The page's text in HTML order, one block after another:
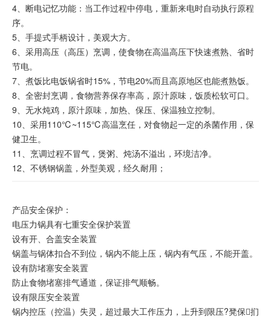
4、断电记忆功能：当工作过程中停电，重新来电时自动执行原程
序。
5、手提式手柄设计，美观大方。
6、采用高压（高压）烹调，使食物在高温高压下快速煮熟、省时
节电。
7、煮饭比电饭锅省时15%，节电20%而且高原地区也能煮熟饭。
8、全密封烹调，食物营养保存率高，原汁原味，饭质松软可口。
9、无水炖鸡，原汁原味，加热、保压、保温独立控制。
10、采用110℃~115℃高温烹任，对食物起一定的杀菌作用，保
健卫生。
11、烹调过程不冒气，煲粥、炖汤不溢出，环境洁净。
12、不锈钢锅盖，外型美观，经久耐用；
产品安全保护：
电压力锅具有七重安全保护装置
设有开、合盖安全装置
锅盖与锅体扣合不到位，锅内不能上压，锅内有气压，不能开盖。
设有防堵塞安全装置
防止食物堵塞排气通道，保证排气顺畅。
设有限压安全装置
锅内控压（控温）失灵，超过最大工作压力，上升到限压?凳保扪